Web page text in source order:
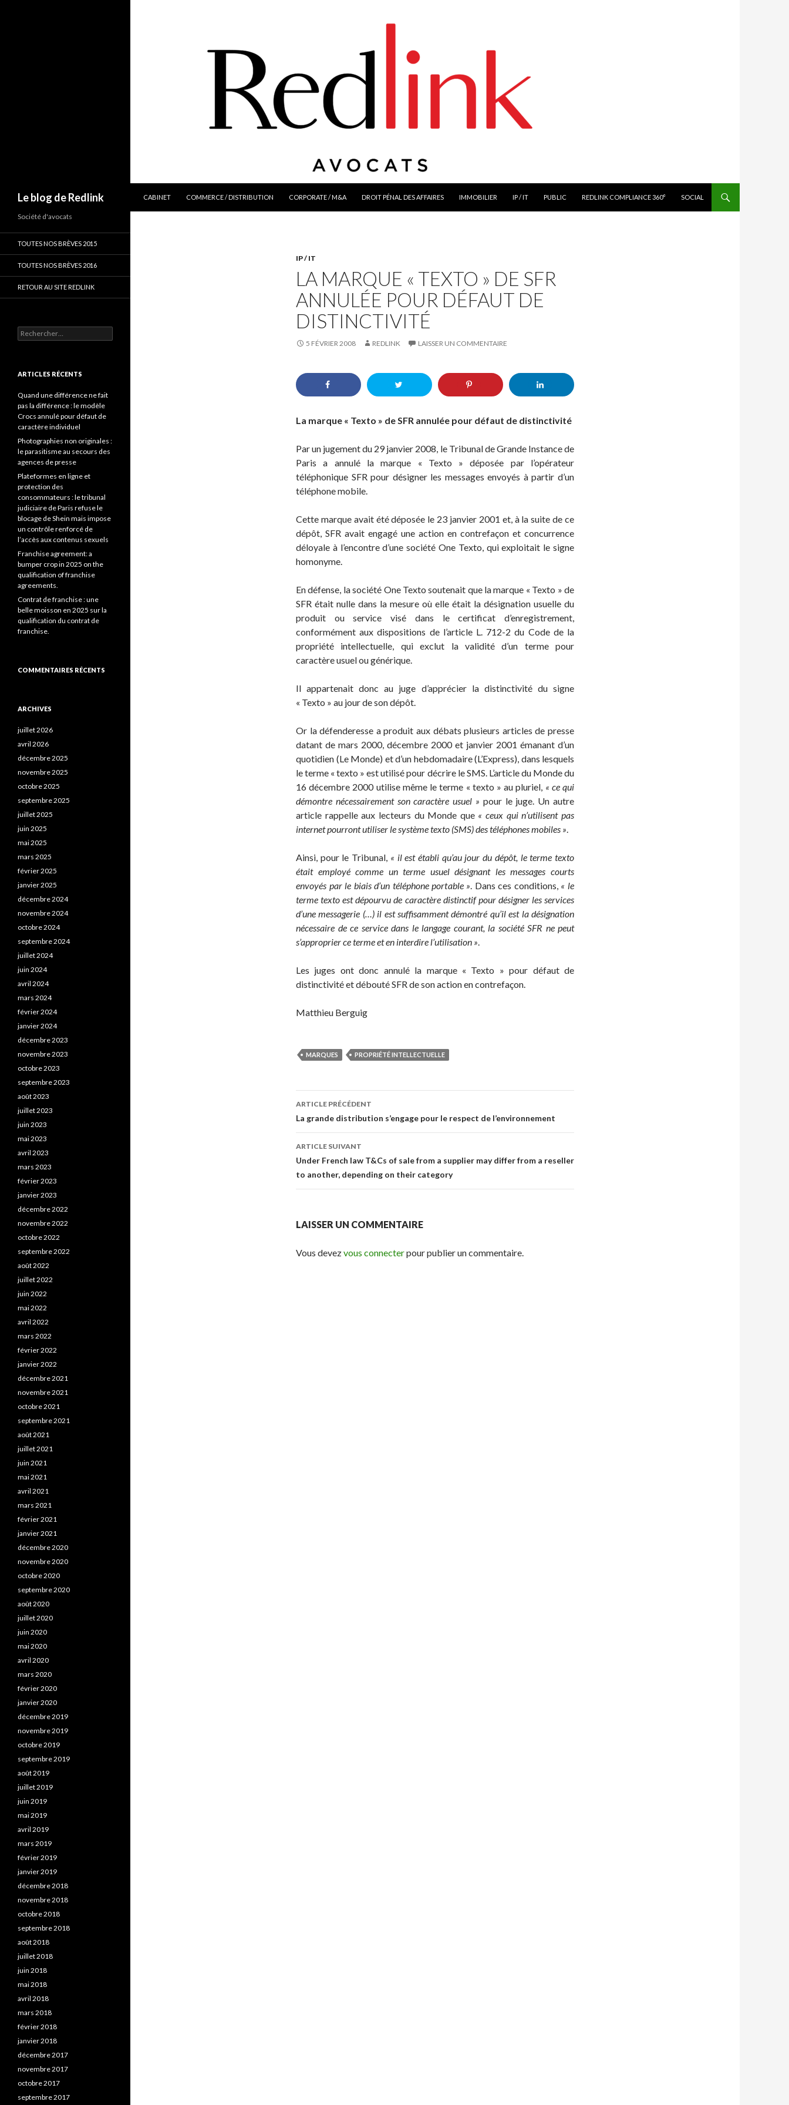
Le blog de Redlink
CABINET
COMMERCE / DISTRIBUTION CORPORATE / M&A DROIT PÉNAL DES AFFAIRES IMMOBILIER IP / IT PUBLIC REDLINK COMPLIANCE 360° SOCIAL
IP / IT
LA MARQUE « TEXTO » DE SFR
ANNULÉE POUR DÉFAUT DE
DISTINCTIVITÉ
5 FÉVRIER 2008 REDLINK LAISSER UN COMMENTAIRE
La marque « Texto » de SFR annulée pour défaut de distinctivité
Par un jugement du 29 janvier 2008, le Tribunal de Grande Instance de
Paris a annulé la marque « Texto » déposée par l’opérateur
téléphonique SFR pour désigner les messages envoyés à partir d’un
téléphone mobile.
Cette marque avait été déposée le 23 janvier 2001 et, à la suite de ce
dépôt, SFR avait engagé une action en contrefaçon et concurrence
déloyale à l’encontre d’une société One Texto, qui exploitait le signe
homonyme.
En défense, la société One Texto soutenait que la marque « Texto » de
SFR était nulle dans la mesure où elle était la désignation usuelle du
produit ou service visé dans le certificat d’enregistrement,
conformément aux dispositions de l’article L. 712-2 du Code de la
propriété intellectuelle, qui exclut la validité d’un terme pour
caractère usuel ou générique.
Il appartenait donc au juge d’apprécier la distinctivité du signe
« Texto » au jour de son dépôt.
Or la défenderesse a produit aux débats plusieurs articles de presse
datant de mars 2000, décembre 2000 et janvier 2001 émanant d’un
quotidien (Le Monde) et d’un hebdomadaire (L’Express), dans lesquels
le terme « texto » est utilisé pour décrire le SMS. L’article du Monde du
16 décembre 2000 utilise même le terme « texto » au pluriel, « ce qui
démontre nécessairement son caractère usuel » pour le juge. Un autre
article rappelle aux lecteurs du Monde que « ceux qui n’utilisent pas
internet pourront utiliser le système texto (SMS) des téléphones mobiles ».
Ainsi, pour le Tribunal, « il est établi qu’au jour du dépôt, le terme texto
était employé comme un terme usuel désignant les messages courts
envoyés par le biais d’un téléphone portable ». Dans ces conditions, « le
terme texto est dépourvu de caractère distinctif pour désigner les services
d’une messagerie (…) il est suffisamment démontré qu’il est la désignation
nécessaire de ce service dans le langage courant, la société SFR ne peut
s’approprier ce terme et en interdire l’utilisation ».
Les juges ont donc annulé la marque « Texto » pour défaut de
distinctivité et débouté SFR de son action en contrefaçon.
Matthieu Berguig
MARQUES PROPRIÉTÉ INTELLECTUELLE
Navigation
des
articles
ARTICLE PRÉCÉDENT
La grande distribution s’engage pour le respect de l’environnement
ARTICLE SUIVANT
Under French law T&Cs of sale from a supplier may differ from a reseller
to another, depending on their category
LAISSER UN COMMENTAIRE
Vous devezvous connecterpour publier un commentaire.
Société d'avocats
TOUTES NOS BRÈVES 2015
TOUTES NOS BRÈVES 2016
RETOUR AU SITE REDLINK
Rechercher :
ARTICLES RÉCENTS
Quand une différence ne fait
pas la différence : le modèle
Crocs annulé pour défaut de
caractère individuel
Photographies non originales :
le parasitisme au secours des
agences de presse
Plateformes en ligne et
protection des
consommateurs : le tribunal
judiciaire de Paris refuse le
blocage de Shein mais impose
un contrôle renforcé de
l’accès aux contenus sexuels
Franchise agreement: a
bumper crop in 2025 on the
qualification of franchise
agreements.
Contrat de franchise : une
belle moisson en 2025 sur la
qualification du contrat de
franchise.
COMMENTAIRES RÉCENTS
ARCHIVES
juillet 2026
avril 2026
décembre 2025
novembre 2025
octobre 2025
septembre 2025
juillet 2025
juin 2025
mai 2025
mars 2025
février 2025
janvier 2025
décembre 2024
novembre 2024
octobre 2024
septembre 2024
juillet 2024
juin 2024
avril 2024
mars 2024
février 2024
janvier 2024
décembre 2023
novembre 2023
octobre 2023
septembre 2023
août 2023
juillet 2023
juin 2023
mai 2023
avril 2023
mars 2023
février 2023
janvier 2023
décembre 2022
novembre 2022
octobre 2022
septembre 2022
août 2022
juillet 2022
juin 2022
mai 2022
avril 2022
mars 2022
février 2022
janvier 2022
décembre 2021
novembre 2021
octobre 2021
septembre 2021
août 2021
juillet 2021
juin 2021
mai 2021
avril 2021
mars 2021
février 2021
janvier 2021
décembre 2020
novembre 2020
octobre 2020
septembre 2020
août 2020
juillet 2020
juin 2020
mai 2020
avril 2020
mars 2020
février 2020
janvier 2020
décembre 2019
novembre 2019
octobre 2019
septembre 2019
août 2019
juillet 2019
juin 2019
mai 2019
avril 2019
mars 2019
février 2019
janvier 2019
décembre 2018
novembre 2018
octobre 2018
septembre 2018
août 2018
juillet 2018
juin 2018
mai 2018
avril 2018
mars 2018
février 2018
janvier 2018
décembre 2017
novembre 2017
octobre 2017
septembre 2017